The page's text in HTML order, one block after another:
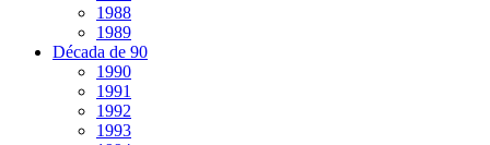
1988
1989
Década de 90
1990
1991
1992
1993